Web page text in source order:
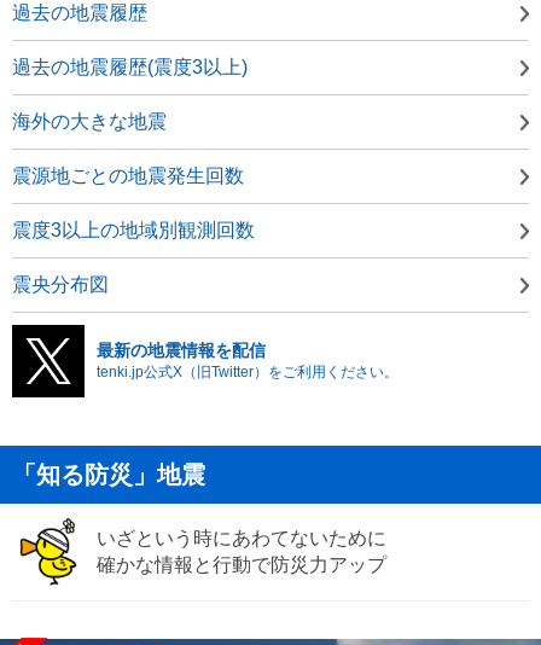
過去の地震履歴
過去の地震履歴(震度3以上)
海外の大きな地震
震源地ごとの地震発生回数
震度3以上の地域別観測回数
震央分布図
最新の地震情報を配信
tenki.jp公式X（旧Twitter）をご利用ください。
「知る防災」地震
いざという時にあわてないために
確かな情報と行動で防災力アップ